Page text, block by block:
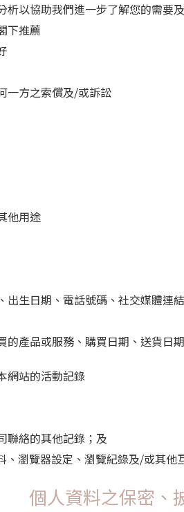
以協助我們進一步了解您的需要
下推薦
一方之索償及/或訴訟
他用途
生日期、電話號碼、社交媒體連
產品或服務、購買日期、送貨
網站的活動記錄
聯絡的其他記錄；及
瀏覽器設定、瀏覽紀錄及/或其他
個人資料之保密、